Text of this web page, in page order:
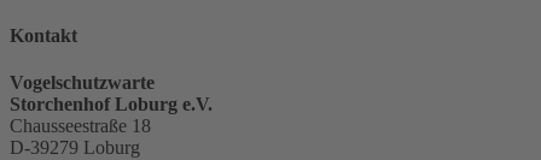
Kontakt
Vogelschutzwarte
Storchenhof Loburg e.V.
Chausseestraße 18
D-39279 Loburg